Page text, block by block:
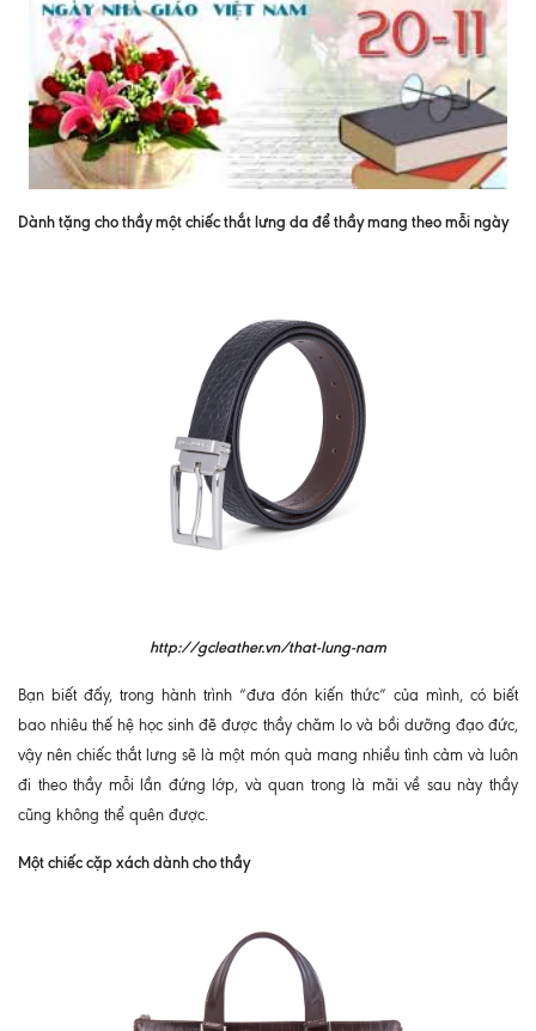
Dành tặng cho thầy một chiếc thắt lưng da để thầy mang theo mỗi ngày
http://gcleather.vn/that-lung-nam
Bạn biết đấy, trong hành trình “đưa đón kiến thức” của mình, có biết
bao nhiêu thế hệ học sinh đẽ được thầy chăm lo và bồi dưỡng đạo đức,
vậy nên chiếc thắt lưng sẽ là một món quà mang nhiều tình cảm và luôn
đi theo thầy mỗi lần đứng lớp, và quan trong là mãi về sau này thầy
cũng không thể quên được.
Một chiếc cặp xách dành cho thầy